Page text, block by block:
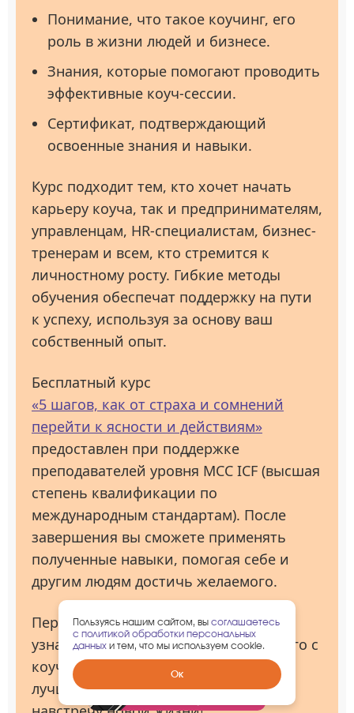
Понимание, что такое коучинг, его
роль в жизни людей и бизнесе.
Знания, которые помогают проводить
эффективные коуч-сессии.
Сертификат, подтверждающий
освоенные знания и навыки.
Курс подходит тем, кто хочет начать
карьеру коуча, так и предпринимателям,
управленцам, HR-специалистам, бизнес-
тренерам и всем, кто стремится к
личностному росту. Гибкие методы
обучения обеспечат поддержку на пути
к успеху, используя за основу ваш
собственный опыт.
Бесплатный курс
«5 шагов, как от страха и сомнений
перейти к ясности и действиям»
предоставлен при поддержке
преподавателей уровня МСС ICF (высшая
степень квалификации по
международным стандартам). После
завершения вы сможете применять
полученные навыки, помогая себе и
другим людям достичь желаемого.
Переходите на страницукурсаи
узнайте, как освоить навыки будущего с
коучингом и изменить свою жизнь к
лучшему. Сделайте первый шаг
Забрать
гарантированный
Пользуясь нашим сайтом, вы соглашаетесь
с политикой обработки персональных
данных и тем, что мы используем cookie.
Ок